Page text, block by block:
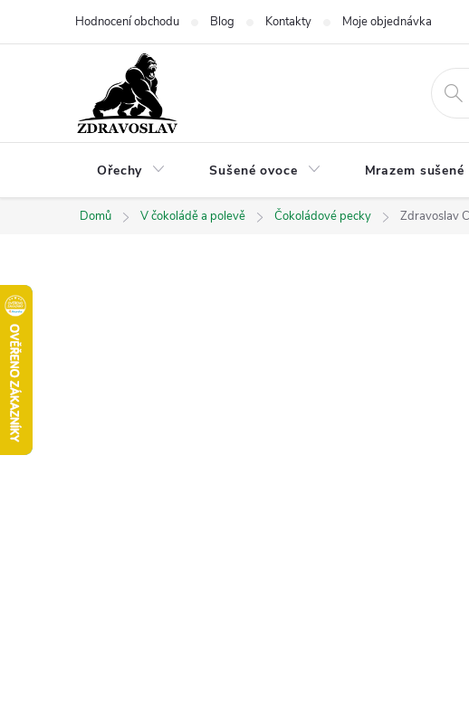
Hodnocení obchodu Blog Kontakty Moje objednávka
Ořechy Sušené ovoce Mrazem sušené
Domů V čokoládě a polevě Čokoládové pecky Zdravoslav